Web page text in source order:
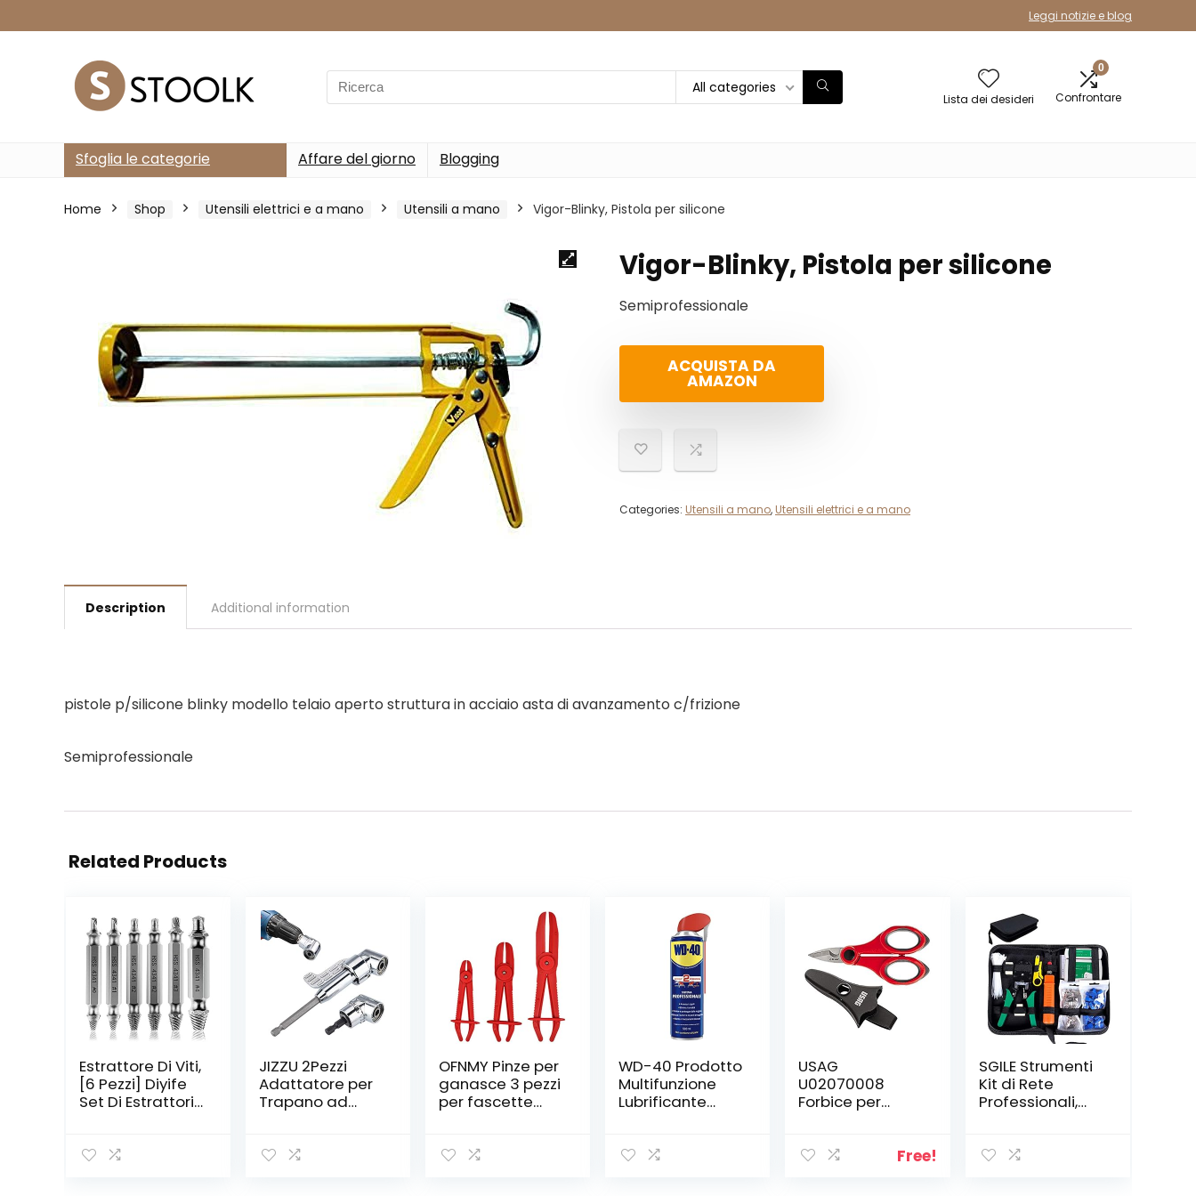
Leggi notizie e blog
Search
for:
All categories
Lista dei desideri
0
Confrontare
Sfoglia le categorie Affare del giorno Blogging
Home Shop Utensili elettrici e a mano Utensili a mano ‎Vigor-Blinky, Pistola per silicone
‎Vigor-Blinky, Pistola per silicone
Semiprofessionale
ACQUISTA DA
AMAZON
Categories: Utensili a mano, Utensili elettrici e a mano
Description Additional information
pistole p/silicone blinky modello telaio aperto struttura in acciaio asta di avanzamento c/frizione
Semiprofessionale
Related Products
Estrattore Di Viti,
[6 Pezzi] Diyife
Set Di Estrattori
Dispositivo Di
JIZZU 2Pezzi
Adattatore per
Trapano ad
Cacciavite a
OFNMY Pinze per
ganasce 3 pezzi
per fascette
di
WD-40 Prodotto
Multifunzione
Lubrificante
Posizione, 500
USAG
U02070008
Forbice per
Free!
SGILE Strumenti
Kit di Rete
Professionali,
Manutenzione